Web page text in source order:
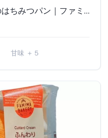
ウマ娘 ライスシャワーのはちみつパン｜ファミリーマート
甘味 ＋５